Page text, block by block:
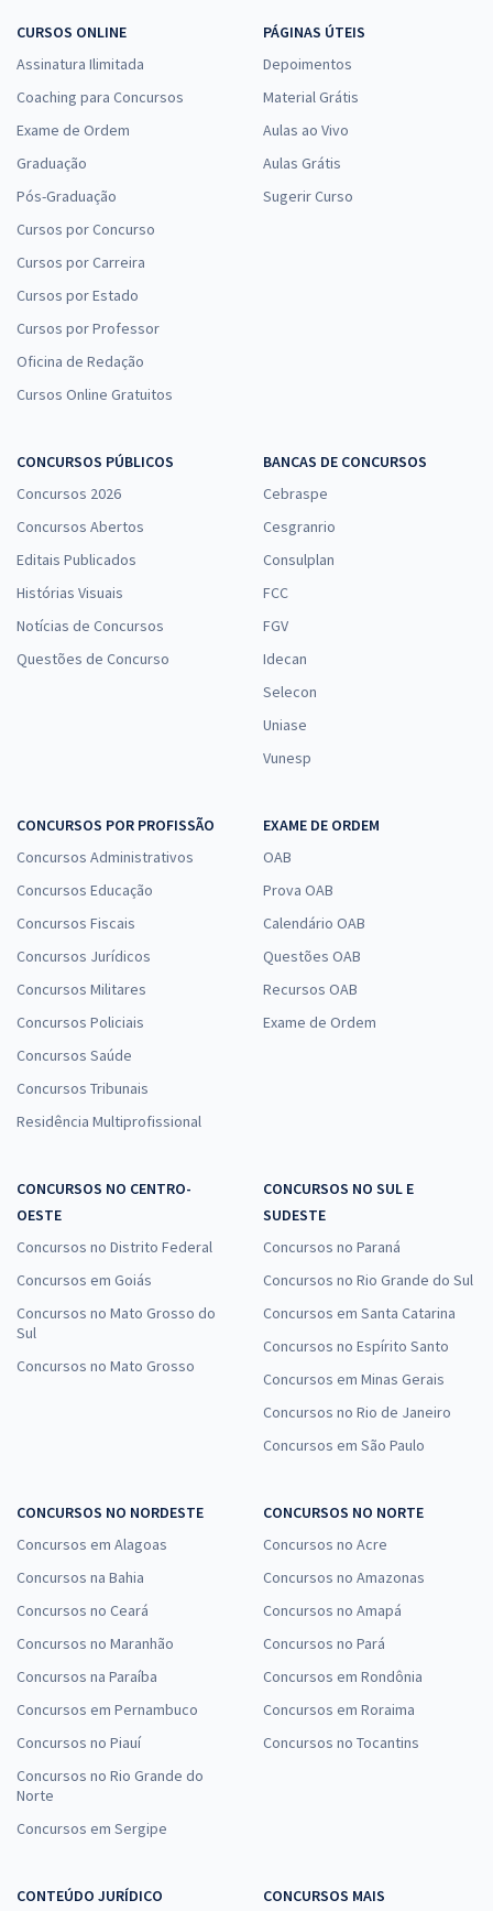
CURSOS ONLINE
Assinatura Ilimitada
Coaching para Concursos
Exame de Ordem
Graduação
Pós-Graduação
Cursos por Concurso
Cursos por Carreira
Cursos por Estado
Cursos por Professor
Oficina de Redação
Cursos Online Gratuitos
PÁGINAS ÚTEIS
Depoimentos
Material Grátis
Aulas ao Vivo
Aulas Grátis
Sugerir Curso
CONCURSOS PÚBLICOS
Concursos 2026
Concursos Abertos
Editais Publicados
Histórias Visuais
Notícias de Concursos
Questões de Concurso
BANCAS DE CONCURSOS
Cebraspe
Cesgranrio
Consulplan
FCC
FGV
Idecan
Selecon
Uniase
Vunesp
CONCURSOS POR PROFISSÃO
Concursos Administrativos
Concursos Educação
Concursos Fiscais
Concursos Jurídicos
Concursos Militares
Concursos Policiais
Concursos Saúde
Concursos Tribunais
Residência Multiprofissional
EXAME DE ORDEM
OAB
Prova OAB
Calendário OAB
Questões OAB
Recursos OAB
Exame de Ordem
CONCURSOS NO CENTRO-
OESTE
Concursos no Distrito Federal
Concursos em Goiás
Concursos no Mato Grosso do
Sul
Concursos no Mato Grosso
CONCURSOS NO SUL E
SUDESTE
Concursos no Paraná
Concursos no Rio Grande do Sul
Concursos em Santa Catarina
Concursos no Espírito Santo
Concursos em Minas Gerais
Concursos no Rio de Janeiro
Concursos em São Paulo
CONCURSOS NO NORDESTE
Concursos em Alagoas
Concursos na Bahia
Concursos no Ceará
Concursos no Maranhão
Concursos na Paraíba
Concursos em Pernambuco
Concursos no Piauí
Concursos no Rio Grande do
Norte
Concursos em Sergipe
CONCURSOS NO NORTE
Concursos no Acre
Concursos no Amazonas
Concursos no Amapá
Concursos no Pará
Concursos em Rondônia
Concursos em Roraima
Concursos no Tocantins
CONTEÚDO JURÍDICO
CONCURSOS MAIS